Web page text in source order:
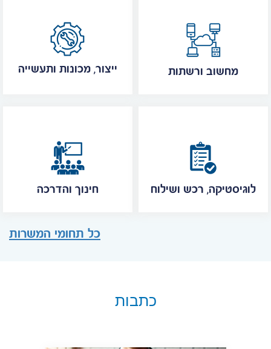
ייצור, מכונות ותעשייה מחשוב ורשתות
חינוך והדרכה לוגיסטיקה, רכש ושילוח
כל תחומי המשרות
כתבות